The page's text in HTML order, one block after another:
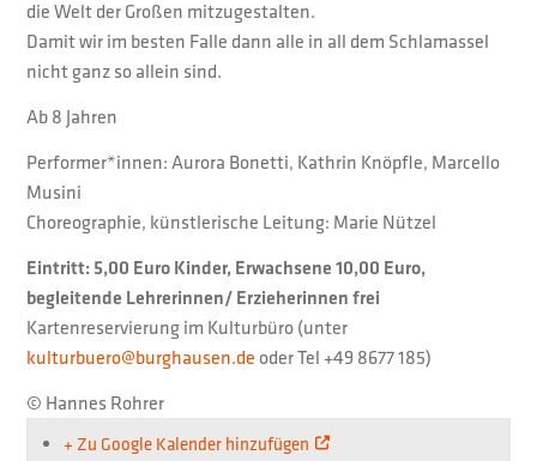
die Welt der Großen mitzugestalten.
Damit wir im besten Falle dann alle in all dem Schlamassel
nicht ganz so allein sind.
Ab 8 Jahren
Performer*innen: Aurora Bonetti, Kathrin Knöpfle, Marcello
Musini
Choreographie, künstlerische Leitung: Marie Nützel
Eintritt: 5,00 Euro Kinder, Erwachsene 10,00 Euro,
begleitende Lehrerinnen/ Erzieherinnen frei
Kartenreservierung im Kulturbüro (unter
kulturbuero@burghausen.de oder Tel +49 8677 185)
© Hannes Rohrer
+ Zu Google Kalender hinzufügen